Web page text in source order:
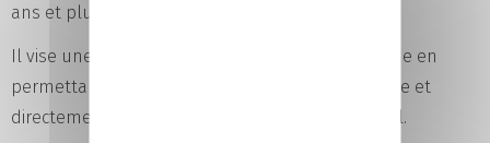
ans et plus.
Il vise une insertion ou un retour à l’emploi rapide en
permettant d’acquérir une qualification reconnue et
directement mobilisable sur le marché du travail.